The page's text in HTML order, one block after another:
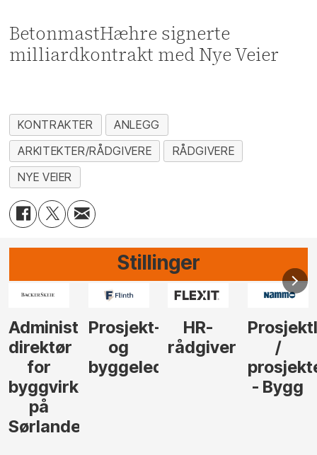
BetonmastHæhre signerte
milliardkontrakt med Nye Veier
KONTRAKTER
ANLEGG
ARKITEKTER/RÅDGIVERE
RÅDGIVERE
NYE VEIER
Stillinger
HR-
rådgiver
Prosjektleder
/
prosjekteringsleder
Vi
behøver
elektrofagfolk
Anlegg
søker
Elektro